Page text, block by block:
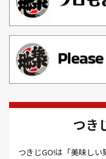
お汁粉 レシピ(1）
お肉(2） お花見(2）
お風呂(1） お餅(1）
カシューナッツ(2）
カツオのたたき(1）
カフ
カラスミ(1） カル
つき
つきじGO!は「美味しい